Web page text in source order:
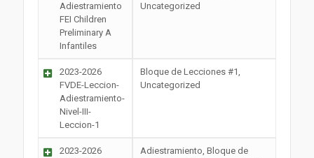
Adiestramiento
FEI Children
Preliminary A
Infantiles
Uncategorized
2023-2026
FVDE-Leccion-
Adiestramiento-
Nivel-III-
Leccion-1
Bloque de Lecciones #1,
Uncategorized
2023-2026
Adiestramiento, Bloque de